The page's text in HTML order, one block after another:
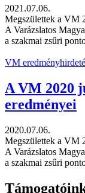
2021.07.06.
Megszülettek a VM
A Varázslatos
a szakmai zsűri
VM
A VM 2020
eredményei
2020.07.06.
Megszülettek a VM
A Varázslatos
a szakmai zsűri